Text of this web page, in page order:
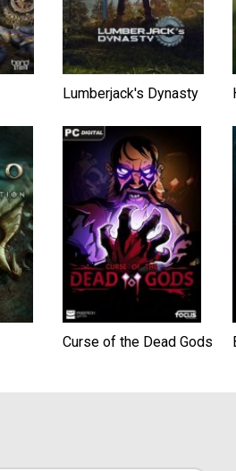
Lumberjack's Dynasty
Curse of the Dead Gods